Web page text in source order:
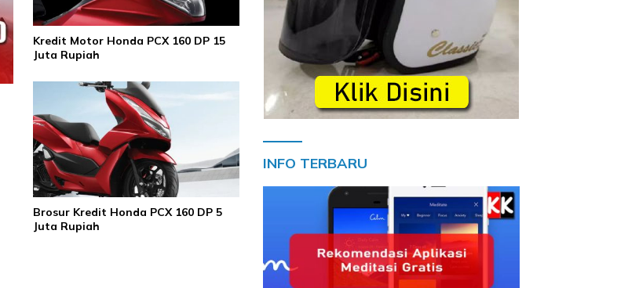
Kredit Motor Honda PCX 160 DP 15
Juta Rupiah
Brosur Kredit Honda PCX 160 DP 5
Juta Rupiah
INFO TERBARU